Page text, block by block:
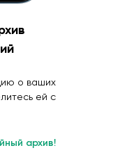
о ваших
ей с
архив!